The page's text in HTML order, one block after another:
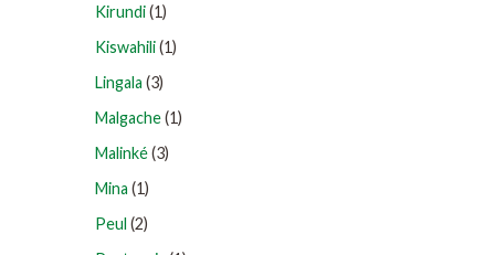
Kirundi(1)
Kiswahili(1)
Lingala (3)
Malgache(1)
Malinké(3)
Mina (1)
Peul (2)